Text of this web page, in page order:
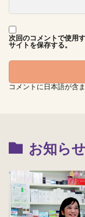
次回のコメントで使用
サイトを保存する。
コメントに日本語が含
お知らせ